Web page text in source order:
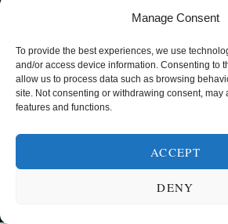
Manage Consent
To provide the best experiences, we use
and/or access device information. Consenting to
allow us to process data such as browsing
site. Not consenting or withdrawing consent, may
features and functions.
ACCEPT
DENY
SUNN HVERDAGSMAT
BAKST
SØTT UTEN SUKKER
TOP